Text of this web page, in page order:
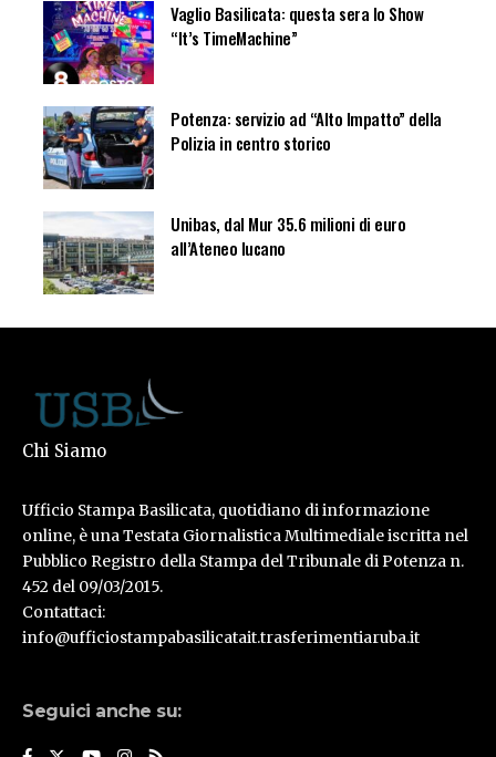
Vaglio Basilicata: questa sera lo Show
“It’s TimeMachine”
Potenza: servizio ad “Alto Impatto” della
Polizia in centro storico
Unibas, dal Mur 35.6 milioni di euro
all’Ateneo lucano
Chi Siamo
Ufficio Stampa Basilicata, quotidiano di informazione
online, è una Testata Giornalistica Multimediale iscritta nel
Pubblico Registro della Stampa del Tribunale di Potenza n.
452 del 09/03/2015.
Contattaci:
info@ufficiostampabasilicatait.trasferimentiaruba.it
Seguici anche su: